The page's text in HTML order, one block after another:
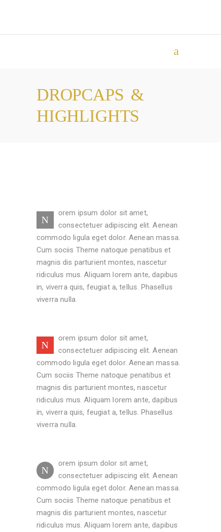
DROPCAPS &
HIGHLIGHTS
N
orem ipsum dolor sit amet,
consectetuer adipiscing elit. Aenean
commodo ligula eget dolor. Aenean massa.
Cum sociis Theme natoque penatibus et
magnis dis parturient montes, nascetur
ridiculus mus. Aliquam lorem ante, dapibus
in, viverra quis, feugiat a, tellus. Phasellus
viverra nulla.
N
orem ipsum dolor sit amet,
consectetuer adipiscing elit. Aenean
commodo ligula eget dolor. Aenean massa.
Cum sociis Theme natoque penatibus et
magnis dis parturient montes, nascetur
ridiculus mus. Aliquam lorem ante, dapibus
in, viverra quis, feugiat a, tellus. Phasellus
viverra nulla.
N
orem ipsum dolor sit amet,
consectetuer adipiscing elit. Aenean
commodo ligula eget dolor. Aenean massa.
Cum sociis Theme natoque penatibus et
magnis dis parturient montes, nascetur
ridiculus mus. Aliquam lorem ante, dapibus